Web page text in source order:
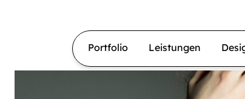
Portfolio Leistungen